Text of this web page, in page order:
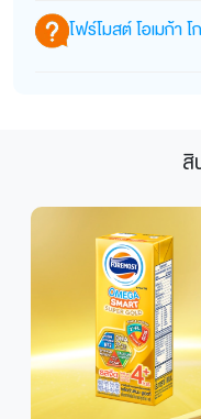
สนับสนุนการเรี
เติบโตของร่างกา
สามารถช่วยในเรื่
Omega Smart
ช่วยเสริมพัฒนาก
MFGM, โอเมก้า
โฟร์โมสต์ โอเมก้า
Market และแพ
สิ